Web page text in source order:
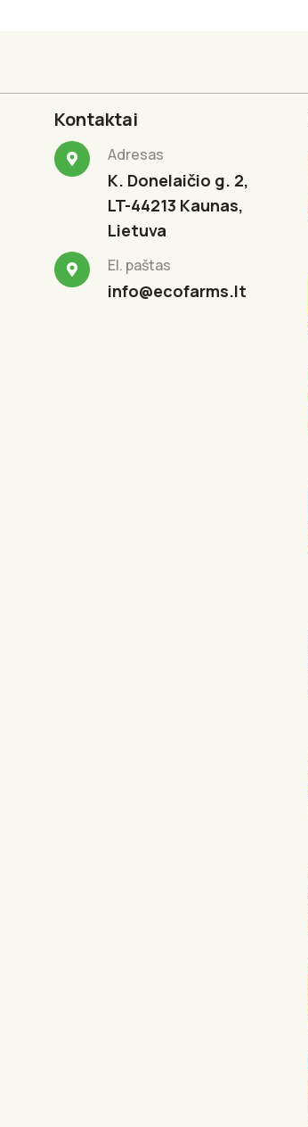
Kontaktai
Adresas
K. Donelaičio g. 2,
LT-44213 Kaunas,
Lietuva
El. paštas
info@ecofarms.lt